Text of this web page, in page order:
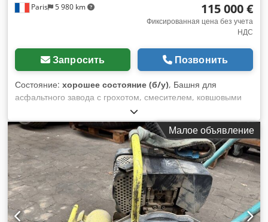
Paris 5 980 km 115 000 €
Фиксированная цена без учета
НДС
Запросить Позвонить
Состояние: хорошее состояние (б/у), Башня для
асфальтного завода с грохотом, смесителем, ковшовыми
элеваторами... Производительность 160 тонн в час.
Codpfxoy Hf Due Afhjrf
Малое объявление